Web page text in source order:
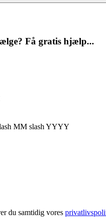
Få gratis hjælp...
MM slash YYYY
du samtidig vores